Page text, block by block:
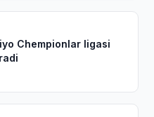
Chempionlar ligasi